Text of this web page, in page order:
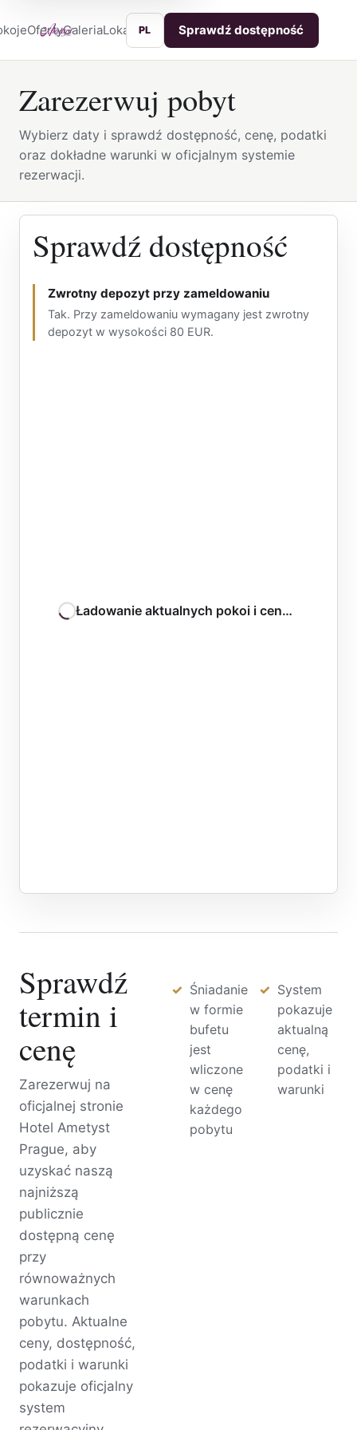
OfertyGaleriaLokalizacja UsługiKontakt
PL Sprawdź dostępność
Zarezerwuj pobyt
Wybierz daty i sprawdź dostępność, cenę, podatki
oraz dokładne warunki w oficjalnym systemie
rezerwacji.
Sprawdź dostępność
Zwrotny depozyt przy zameldowaniu
Tak. Przy zameldowaniu wymagany jest zwrotny
depozyt w wysokości 80 EUR.
Ładowanie aktualnych pokoi i cen…
Sprawdź
termin i
cenę
Zarezerwuj na
oficjalnej stronie
Hotel Ametyst
Prague, aby
uzyskać naszą
najniższą
publicznie
dostępną cenę
przy
równoważnych
warunkach
pobytu. Aktualne
ceny, dostępność,
podatki i warunki
pokazuje oficjalny
system
Śniadanie
w formie
bufetu
jest
wliczone
w cenę
każdego
pobytu
System
pokazuje
aktualną
cenę,
podatki i
warunki